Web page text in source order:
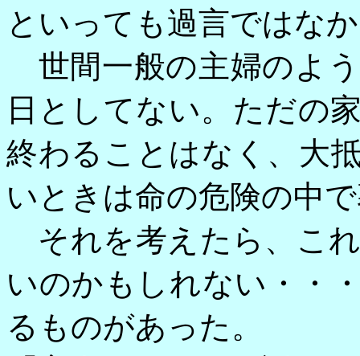
といっても過言ではな
世間一般の主婦のよ
日としてない。ただの
終わることはなく、大
いときは命の危険の中
それを考えたら、こ
いのかもしれない・・
るものがあった。